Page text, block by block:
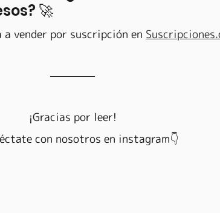
🚀
a vender por suscripción en
¡Gracias por leer!
con nosotros en instagram👇